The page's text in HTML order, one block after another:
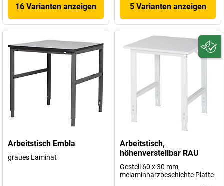
16 Varianten anzeigen 5 Varianten anzeigen
Arbeitstisch Embla
graues Laminat
Arbeitstisch,
höhenverstellbar RAU
Gestell 60 x 30 mm,
melaminharzbeschichte Platte